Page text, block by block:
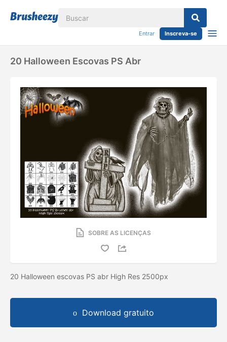
Entrar Inscreva-se
20 Halloween Escovas PS Abr
SOBRE AS LICENÇAS
20 Halloween escovas PS abr High Res 2500px
Download gratuito